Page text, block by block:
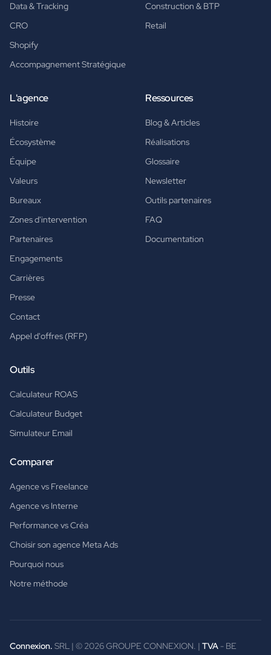
Data & Tracking
CRO
Shopify
Accompagnement Stratégique
Construction & BTP
Retail
L'agence
Histoire
Écosystème
Équipe
Valeurs
Bureaux
Zones d'intervention
Partenaires
Engagements
Carrières
Presse
Contact
Appel d'offres (RFP)
Ressources
Blog & Articles
Réalisations
Glossaire
Newsletter
Outils partenaires
FAQ
Documentation
Outils
Calculateur ROAS
Calculateur Budget
Simulateur Email
Comparer
Agence vs Freelance
Agence vs Interne
Performance vs Créa
Choisir son agence Meta Ads
Pourquoi nous
Notre méthode
Connexion. SRL | © 2026GROUPE CONNEXION. | TVA - BE